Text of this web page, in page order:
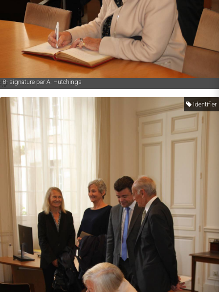
8- signature par A. Hutchings
Identifier